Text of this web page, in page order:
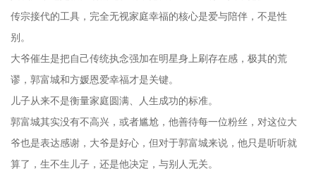
传宗接代的工具，完全无视家庭幸福的核心是爱与陪伴，不是性
别。
大爷催生是把自己传统执念强加在明星身上刷存在感，极其的荒
谬，郭富城和方媛恩爱幸福才是关键。
儿子从来不是衡量家庭圆满、人生成功的标准。
郭富城其实没有不高兴，或者尴尬，他善待每一位粉丝，对这位大
爷也是表达感谢，大爷是好心，但对于郭富城来说，他只是听听就
算了，生不生儿子，还是他决定，与别人无关。